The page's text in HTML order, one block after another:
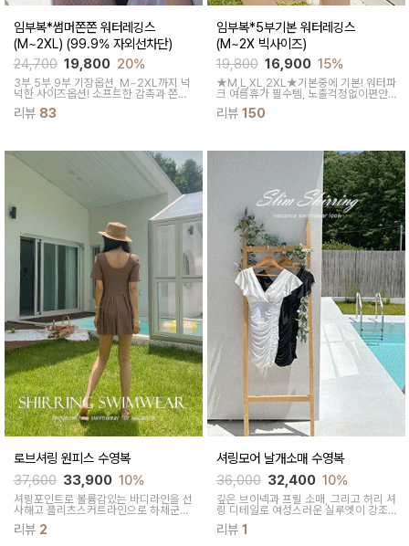
임부복*썸머쫀쫀 워터레깅스
(M~2XL) (99.9% 자외선차단)
24,700 19,800 20%
3부,5부,9부 기장옵션, M~2XL까지 넉
넉한 사이즈옵션! 소프트한 감촉과 쫀쫀
한 텐션감으로 복부를 충분히덮어주어
착용감이 편안해요
리뷰 83
임부복*5부기본 워터레깅스
(M~2X 빅사이즈)
19,800 16,900 15%
★M,L,XL,2XL★기본중에 기본! 워터파
크 여름휴가 필수템, 노출걱정없이편안
한 움직임을 선사해줄5부핏 워터레깅스
에요^^!
리뷰 150
로브셔링 원피스 수영복
37,600 33,900 10%
셔링포인트로 볼륨감있는 바디라인을 선
사해고 플리츠스커트라인으로 하체군살
커버와 러블리함이 느껴진답니다
리뷰 2
셔링모어 날개소매 수영복
36,000 32,400 10%
깊은 브이넥과 프릴 소매, 그리고 허리 셔
링 디테일로 여성스러운 실루엣이 강조
되고 여리여리해 보인답니다
리뷰 1